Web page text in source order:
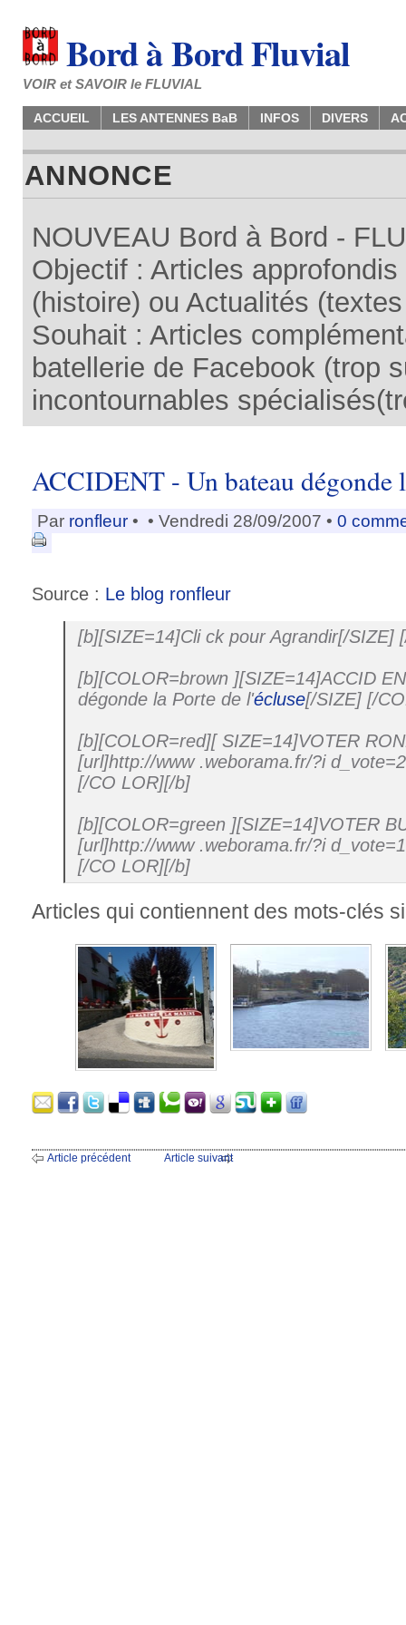
Bord à Bord Fluvial
VOIR et SAVOIR le FLUVIAL
ACCUEIL LES ANTENNES BaB INFOS DIVERS
ANNONCE
NOUVEAU Bord à Bord -
Objectif : Articles
(histoire) ou Actualités
Souhait : Articles
batellerie de Facebook (trop
incontournables
ACCIDENT - Un bateau dégonde
Par ronfleur • • Vendredi 28/09/2007 • 0
Source : Le blog ronfleur
[b][SIZE=14]Cli ck pour Agrandir[/SIZE]
[b][COLOR=brown ][SIZE=14]ACCID
dégonde la Porte de l'écluse[/SIZE] [/
[b][COLOR=red][ SIZE=14]VOTER
[url]http://www .weborama.fr/?i
[/CO LOR][/b]
[b][COLOR=green ][SIZE=14]VOTER
[url]http://www .weborama.fr/?i
[/CO LOR][/b]
Articles qui contiennent des mots-clés
Article précédent Article suivant